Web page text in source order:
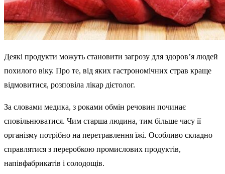
Деякі продукти можуть становити загрозу для здоров’я людей
похилого віку. Про те, від яких гастрономічних страв краще
відмовитися, розповіла лікар дієтолог.
За словами медика, з роками обмін речовин починає
сповільнюватися. Чим старша людина, тим більше часу її
організму потрібно на перетравлення їжі. Особливо складно
справлятися з переробкою промислових продуктів,
напівфабрикатів і солодощів.